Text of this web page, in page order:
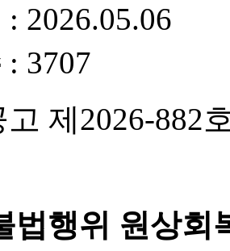
: 2026.05.06
: 3707
제2026-882
법행위 원상회